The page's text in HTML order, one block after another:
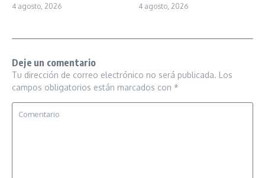
4 agosto, 2026 4 agosto, 2026
Deje un comentario
Tu dirección de correo electrónico no será publicada. Los
campos obligatorios están marcados con *